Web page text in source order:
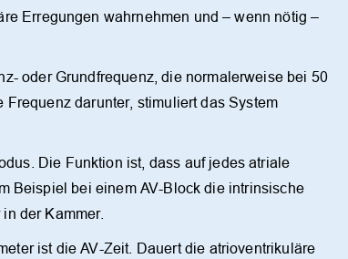
Erregungen wahrnehmen und – wenn nötig –
oder Grundfrequenz, die normalerweise bei 50
darunter, stimuliert das System
Die Funktion ist, dass auf jedes atriale
Beispiel bei einem AV-Block die intrinsische
der Kammer.
ist die AV-Zeit. Dauert die atrioventrikuläre